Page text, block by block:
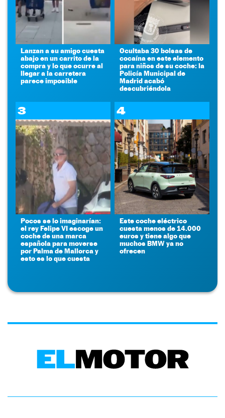
Lanzan a su amigo cuesta
abajo en un carrito de la
compra y lo que ocurre al
llegar a la carretera
parece imposible
Ocultaba 30 bolsas de
cocaína en este elemento
para niños de su coche: la
Policía Municipal de
Madrid acabó
descubriéndola
3
Pocos se lo imaginarían:
el rey Felipe VI escoge un
coche de una marca
española para moverse
por Palma de Mallorca y
esto es lo que cuesta
4
Este coche eléctrico
cuesta menos de 14.000
euros y tiene algo que
muchos BMW ya no
ofrecen